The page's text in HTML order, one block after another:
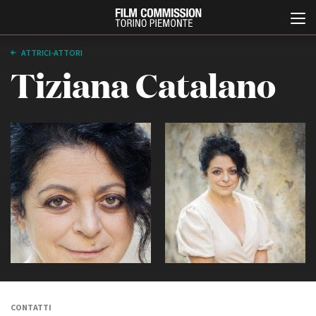
Italiano English
ABOUT
Chi siamo
Storia della Fondazione
Contatti
Partner
EVENTI, SPECIALI
Anteprime in Piemonte
TFI Torino Film Industry -
ATTRICI-ATTORI
Tiziana Catalano
CONTATTI